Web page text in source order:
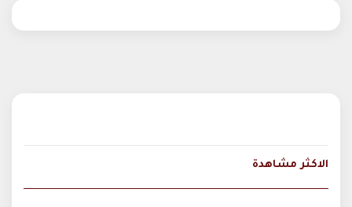
الاكثر مشاهدة